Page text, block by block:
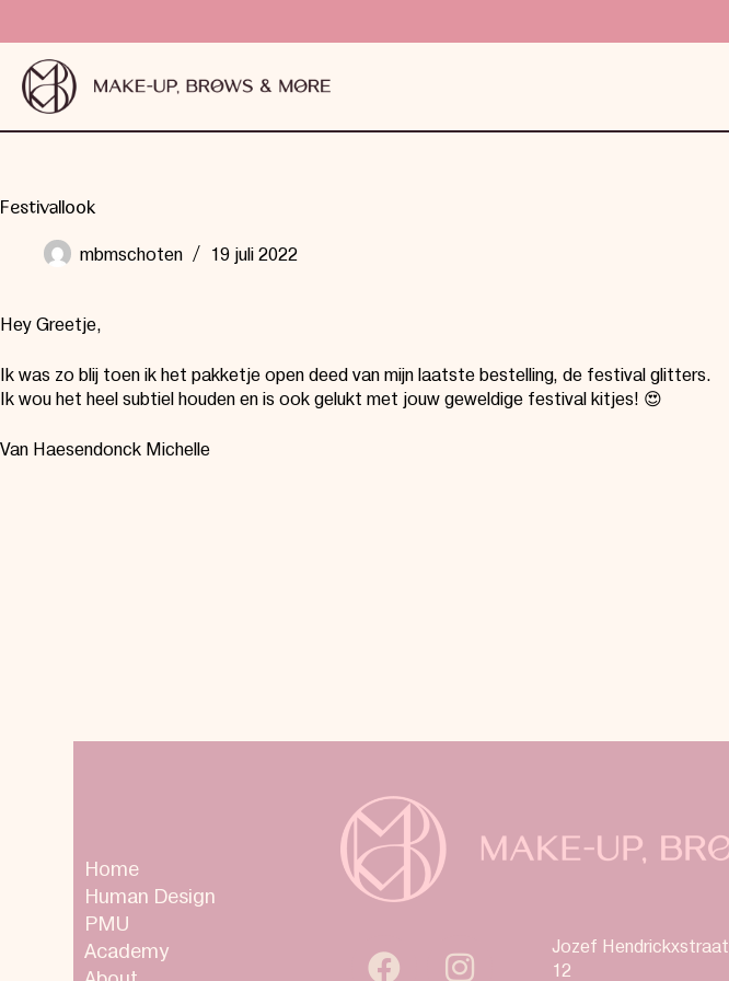
Festivallook
mbmschoten 19 juli 2022
Hey Greetje,
Ik was zo blij toen ik het pakketje open deed van mijn laatste bestelling, de festival glitters.
Ik wou het heel subtiel houden en is ook gelukt met jouw geweldige festival kitjes! 😍
Van Haesendonck Michelle
Home
Human Design
PMU
Academy
Jozef Hendrickxstraat
12